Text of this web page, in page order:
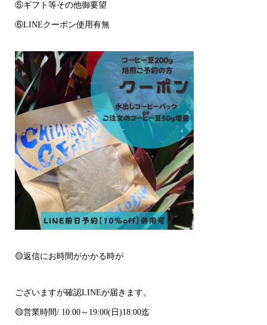
⑤ギフト等その他御要望
⑥LINEクーポン使用有無
🟡返信にお時間がかかる時が
ございますが確認LINEが届きます。
🟡営業時間/ 10:00～19:00(日)18:00迄